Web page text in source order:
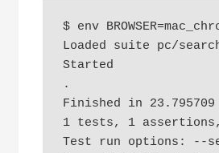
$ env
Loaded suite pc/
Started
.
Finished in 23.795709
1 tests, 1
Test run options: --